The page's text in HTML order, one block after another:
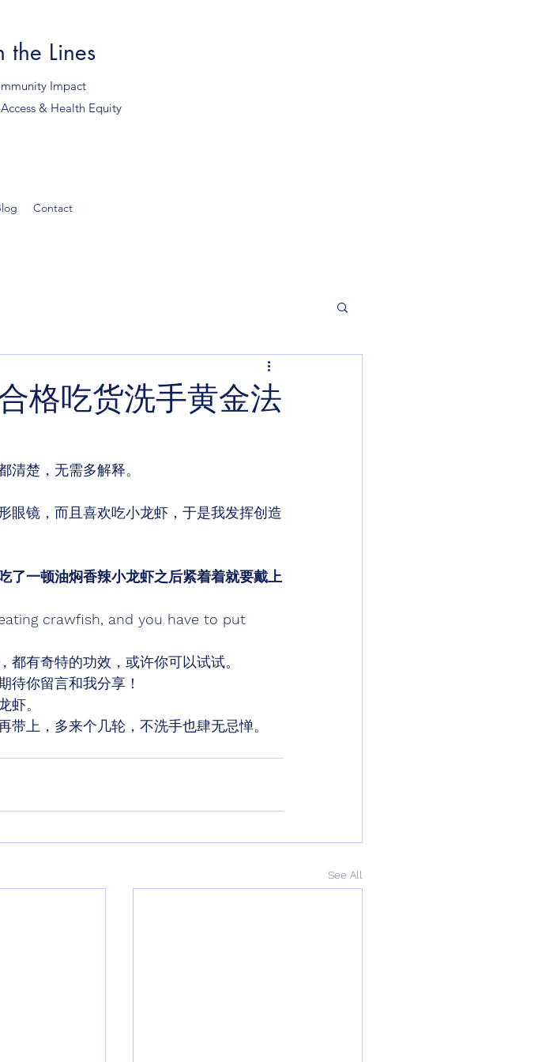
the Lines
Impact
& Health Equity
Contact
格吃货洗手黄金法
清楚，无需多解释。
眼镜，而且喜欢吃小龙虾，于是我发挥创造
了一顿油焖香辣小龙虾之后紧着着就要戴上
crawfish, and you have to put
都有奇特的功效​，或许你可以试试。
待你留言和我分享！
虾。
上，多来个几轮，不洗手也肆无忌惮。
See All